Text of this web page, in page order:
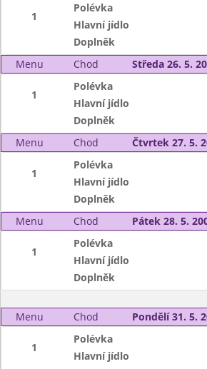
1
Polévka
Hlavní jídlo
Doplněk
Menu
Chod Středa 26. 5.
1
Polévka
Hlavní jídlo
Doplněk
Menu
Chod Čtvrtek 27. 5.
1
Polévka
Hlavní jídlo
Doplněk
Menu
Chod Pátek 28. 5.
1
Polévka
Hlavní jídlo
Doplněk
Menu Chod Pondělí 31. 5.
1
Polévka
Hlavní jídlo